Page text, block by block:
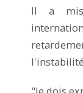
Il a mis